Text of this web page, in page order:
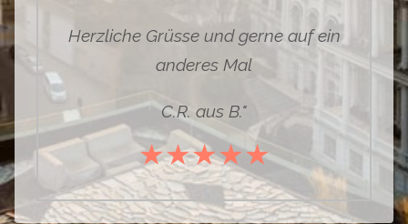
Herzliche Grüsse und gerne auf ein
anderes Mal
C.R. aus B."